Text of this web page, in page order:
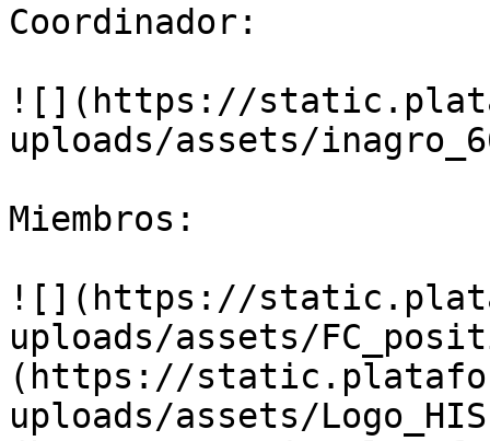
Coordinador:
![](https://
uploads/assets/
Miembros:
![](https://
uploads/assets/
(https://
uploads/assets/